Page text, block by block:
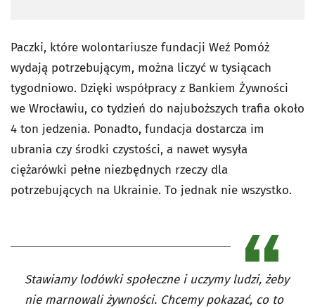
Paczki, które wolontariusze fundacji Weź Pomóż
wydają potrzebującym, można liczyć w tysiącach
tygodniowo. Dzięki współpracy z Bankiem Żywności
we Wrocławiu, co tydzień do najuboższych trafia około
4 ton jedzenia. Ponadto, fundacja dostarcza im
ubrania czy środki czystości, a nawet wysyła
ciężarówki pełne niezbędnych rzeczy dla
potrzebujących na Ukrainie. To jednak nie wszystko.
Stawiamy lodówki społeczne i uczymy ludzi, żeby
nie marnowali żywności. Chcemy pokazać, co to